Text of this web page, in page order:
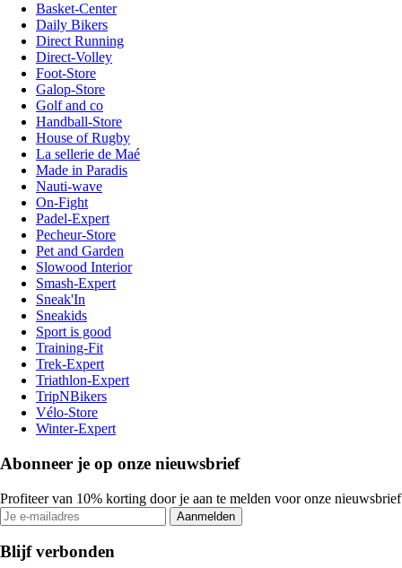
Basket-Center
Daily Bikers
Direct Running
Direct-Volley
Foot-Store
Galop-Store
Golf and co
Handball-Store
House of Rugby
La sellerie de Maé
Made in Paradis
Nauti-wave
On-Fight
Padel-Expert
Pecheur-Store
Pet and Garden
Slowood Interior
Smash-Expert
Sneak'In
Sneakids
Sport is good
Training-Fit
Trek-Expert
Triathlon-Expert
TripNBikers
Vélo-Store
Winter-Expert
Abonneer je op onze nieuwsbrief
Profiteer van 10% korting door je aan te melden voor onze nieuwsbrief
Aanmelden
Blijf verbonden